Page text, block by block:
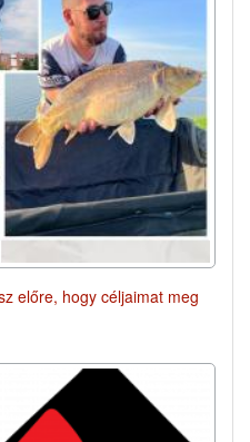
előre, hogy céljaimat meg